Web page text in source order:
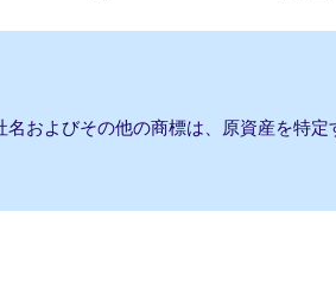
およびその他の商標は、原資産を特定